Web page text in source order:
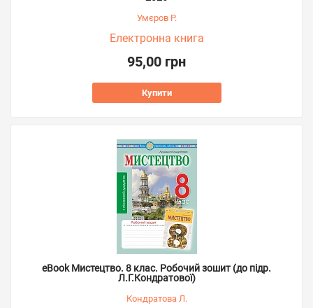
Умєров Р.
Електронна книга
95,00 грн
Купити
eBook Мистецтво. 8 клас. Робочий зошит (до підр.
Л.Г.Кондратової)
Кондратова Л.